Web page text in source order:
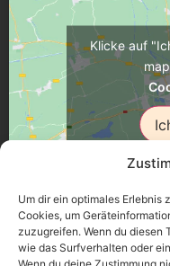
Um dir ein optimales
Cookies, um
zuzugreifen. Wenn du diesen
wie das Surfverhalten oder
Klicke auf
Üsenberger